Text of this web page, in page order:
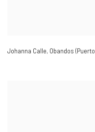
Johanna Calle, Obandos (Puerto